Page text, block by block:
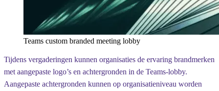
Teams custom branded meeting lobby
Tijdens vergaderingen kunnen organisaties de ervaring brandmerken
met aangepaste logo’s en achtergronden in de Teams-lobby.
Aangepaste achtergronden kunnen op organisatieniveau worden